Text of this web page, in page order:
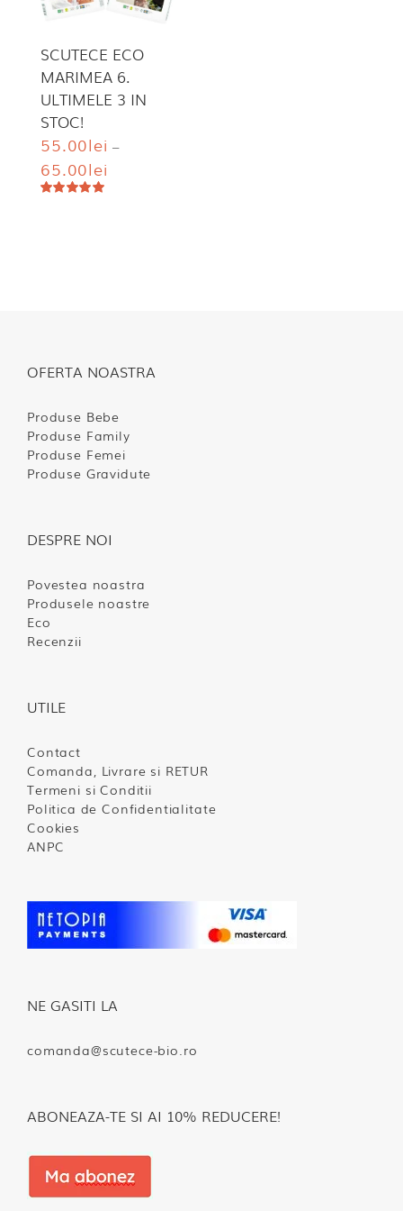
SCUTECE ECO
MARIMEA 6.
ULTIMELE 3 IN
STOC!
55.00lei –
65.00lei
OFERTA NOASTRA
Produse Bebe
Produse Family
Produse Femei
Produse Gravidute
DESPRE NOI
Povestea noastra
Produsele noastre
Eco
Recenzii
UTILE
Contact
Comanda, Livrare si RETUR
Termeni si Conditii
Politica de Confidentialitate
Cookies
ANPC
NE GASITI LA
comanda@scutece-bio.ro
ABONEAZA-TE SI AI 10% REDUCERE!